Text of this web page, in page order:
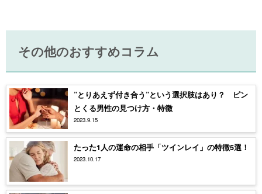
その他のおすすめコラム
”とりあえず付き合う”という選択肢はあり？ ピン
とくる男性の見つけ方・特徴
2023.9.15
たった1人の運命の相手「ツインレイ」の特徴5選！
2023.10.17